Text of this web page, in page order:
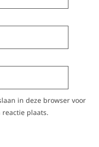
in deze browser voor
plaats.